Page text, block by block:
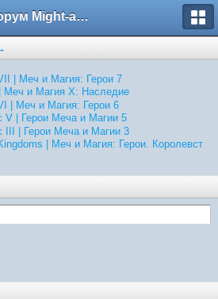
Форум Might-and-Magic.ru
| Меч и Магия: Герои 7
Меч и Магия X: Наследие
| Меч и Магия: Герои 6
V | Герои Меча и Магии 5
III | Герои Меча и Магии 3
| Меч и Магия: Герои. Королевст